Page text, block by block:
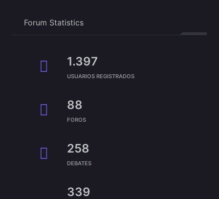
Forum Statistics
1.397
USUARIOS REGISTRADOS
88
FOROS
258
DEBATES
339